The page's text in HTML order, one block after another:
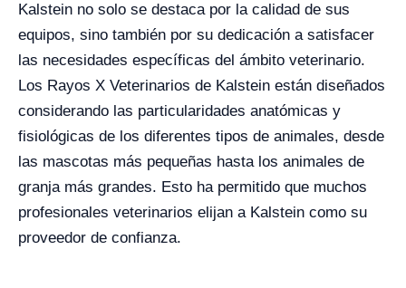
Kalstein no solo se destaca por la calidad de sus
equipos, sino también por su dedicación a satisfacer
las necesidades específicas del ámbito veterinario.
Los Rayos X Veterinarios de Kalstein están diseñados
considerando las particularidades anatómicas y
fisiológicas de los diferentes tipos de animales, desde
las mascotas más pequeñas hasta los animales de
granja más grandes. Esto ha permitido que muchos
profesionales veterinarios elijan a Kalstein como su
proveedor de confianza.